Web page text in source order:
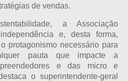
de vendas.
a Associação
e, desta forma,
protagonismo necessário para
pauta que impacte a
e das micro e
o superintendente-geral